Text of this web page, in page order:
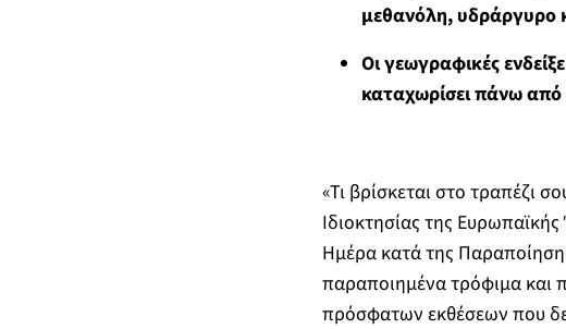
μεθανόλη, υδράργυρο
Οι γεωγραφικές
καταχωρίσει πάνω
«Τι βρίσκεται στο τραπέζι
Ιδιοκτησίας της
Ημέρα κατά της
παραποιημένα τρόφιμα και
πρόσφατων εκθέσεων που